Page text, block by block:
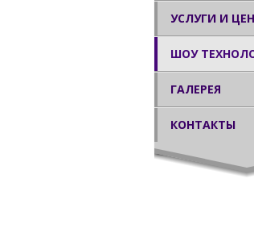
УСЛУГИ И
ШОУ
ГАЛЕРЕЯ
КОНТАКТЫ